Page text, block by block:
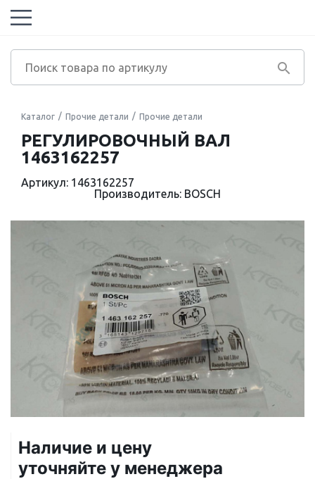
Каталог Прочие детали Прочие детали
РЕГУЛИРОВОЧНЫЙ ВАЛ
1463162257
Артикул: 1463162257
Производитель: BOSCH
Наличие и цену
уточняйте у менеджера